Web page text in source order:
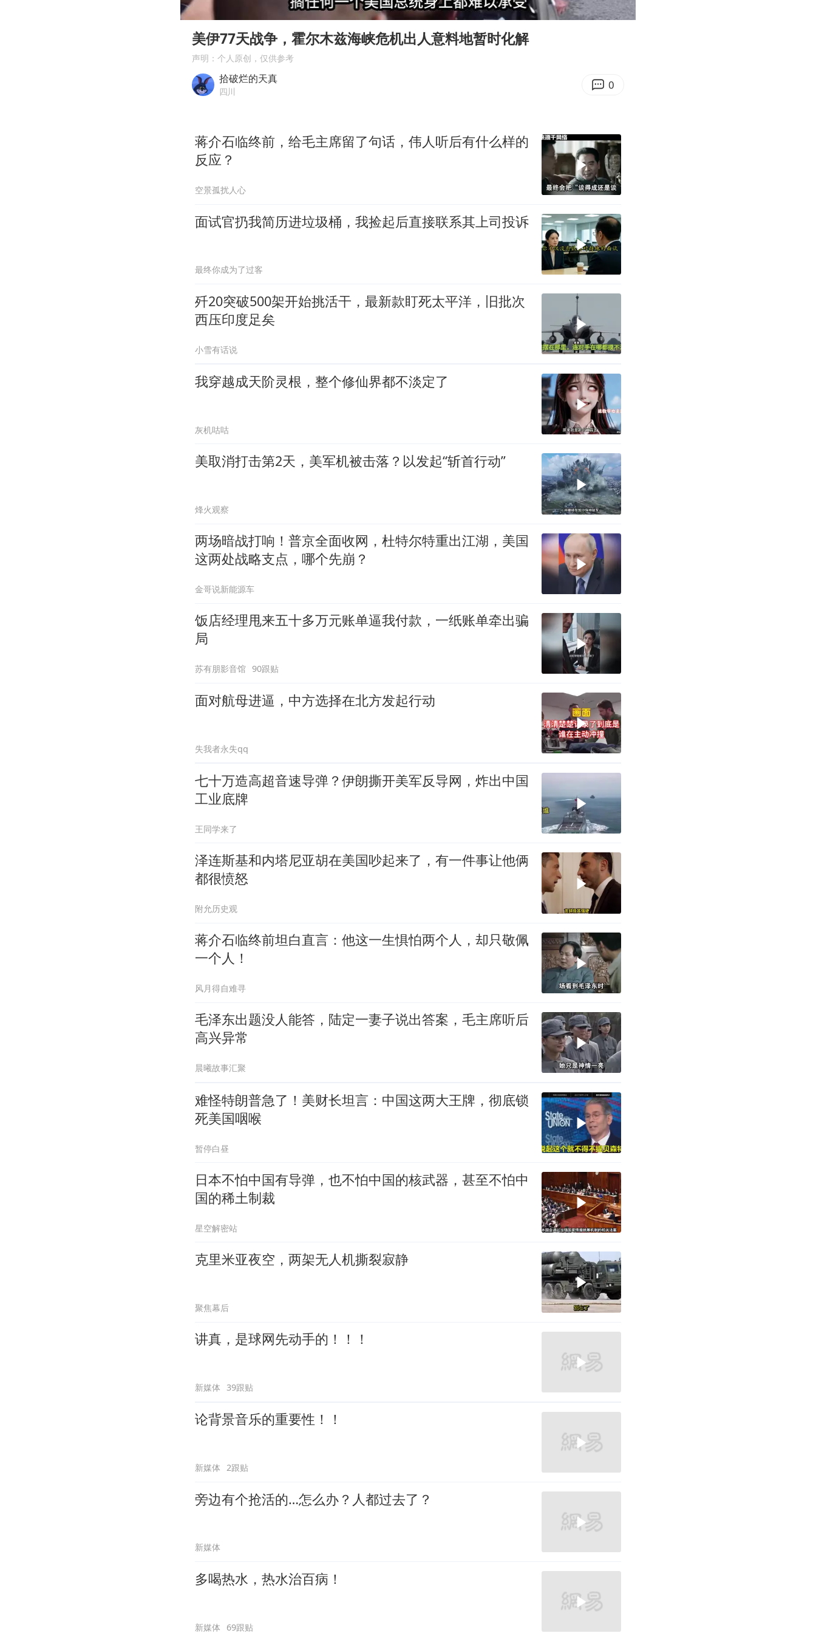
要给全体职工“应休尽休”的底气
如何把百年大党建设得更加坚强有力
小伙靠AI减肥 45天瘦40斤进了ICU
05:21
Enter
美伊77天战争，霍尔木兹海峡危机出人意料地暂时化解
声明：个人原创，仅供参考
拾破烂的天真
四川 0
蒋介石临终前，给毛主席留了句话，伟人听后有什么样的
反应？
空景孤扰人心
面试官扔我简历进垃圾桶，我捡起后直接联系其上司投诉
最终你成为了过客
歼20突破500架开始挑活干，最新款盯死太平洋，旧批次
西压印度足矣
小雪有话说
我穿越成天阶灵根，整个修仙界都不淡定了
灰机咕咕
美取消打击第2天，美军机被击落？以发起“斩首行动”
烽火观察
两场暗战打响！普京全面收网，杜特尔特重出江湖，美国
这两处战略支点，哪个先崩？
金哥说新能源车
饭店经理甩来五十多万元账单逼我付款，一纸账单牵出骗
局
苏有朋影音馆 90跟贴
面对航母进逼，中方选择在北方发起行动
失我者永失qq
七十万造高超音速导弹？伊朗撕开美军反导网，炸出中国
工业底牌
王同学来了
泽连斯基和内塔尼亚胡在美国吵起来了，有一件事让他俩
都很愤怒
附允历史观
蒋介石临终前坦白直言：他这一生惧怕两个人，却只敬佩
一个人！
风月得自难寻
毛泽东出题没人能答，陆定一妻子说出答案，毛主席听后
高兴异常
晨曦故事汇聚
难怪特朗普急了！美财长坦言：中国这两大王牌，彻底锁
死美国咽喉
暂停白昼
日本不怕中国有导弹，也不怕中国的核武器，甚至不怕中
国的稀土制裁
星空解密站
克里米亚夜空，两架无人机撕裂寂静
聚焦幕后
讲真，是球网先动手的！！！
新媒体 39跟贴
论背景音乐的重要性！！
新媒体 2跟贴
旁边有个抢活的…怎么办？人都过去了？
新媒体
多喝热水，热水治百病！
新媒体 69跟贴